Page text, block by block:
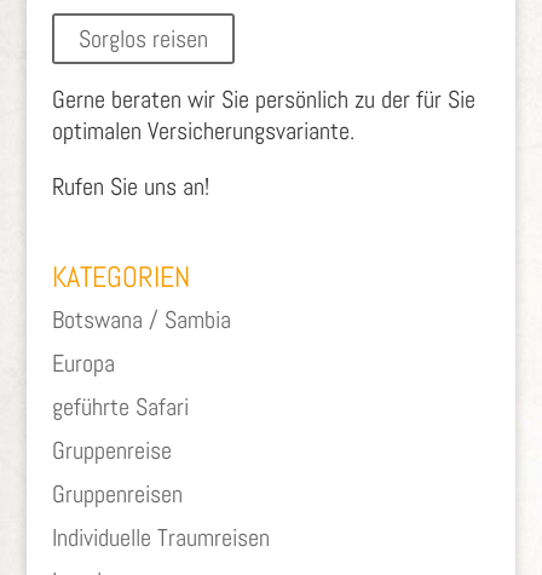
Sorglos reisen
Gerne beraten wir Sie persönlich zu der für Sie
optimalen Versicherungsvariante.
Rufen Sie uns an!
KATEGORIEN
Botswana / Sambia
Europa
geführte Safari
Gruppenreise
Gruppenreisen
Individuelle Traumreisen